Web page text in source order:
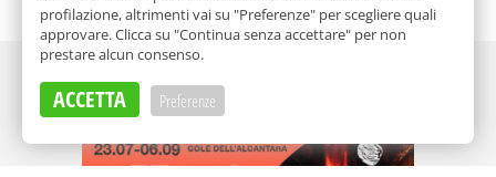
profilazione, altrimenti vai su "Preferenze" per scegliere quali
approvare. Clicca su "Continua senza accettare" per non
prestare alcun consenso.
ACCETTA Preferenze